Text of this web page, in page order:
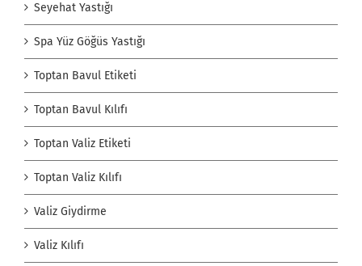
Seyehat Yastığı
Spa Yüz Göğüs Yastığı
Toptan Bavul Etiketi
Toptan Bavul Kılıfı
Toptan Valiz Etiketi
Toptan Valiz Kılıfı
Valiz Giydirme
Valiz Kılıfı